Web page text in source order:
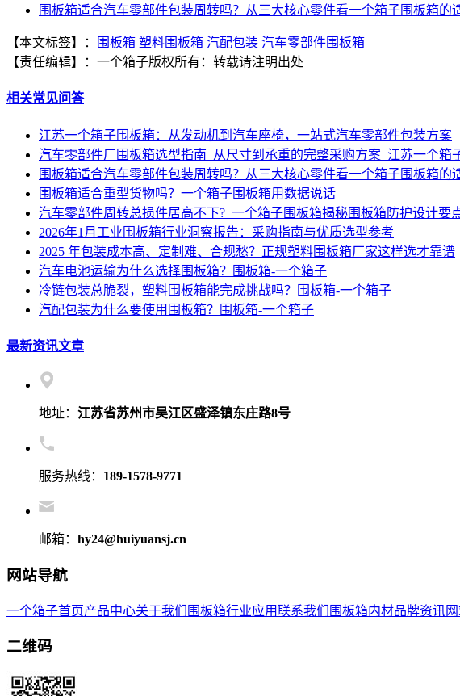
围板箱适合汽车零部件包装周转吗？从三大核心零件看一个箱子围板箱的
【本文标签】： 围板箱 塑料围板箱 汽配包装 汽车零部件围板箱
【责任编辑】： 一个箱子版权所有： 转载请注明出处
相关常见问答
江苏一个箱子围板箱：从发动机到汽车座椅，一站式汽车零部件包装方案
汽车零部件厂围板箱选型指南_从尺寸到承重的完整采购方案_江苏一个箱
围板箱适合汽车零部件包装周转吗？从三大核心零件看一个箱子围板箱的
围板箱适合重型货物吗？一个箱子围板箱用数据说话
汽车零部件周转总损件居高不下?_一个箱子围板箱揭秘围板箱防护设计要
2026年1月工业围板箱行业洞察报告：采购指南与优质选型参考
2025 年包装成本高、定制难、合规愁？正规塑料围板箱厂家这样选才靠谱
汽车电池运输为什么选择围板箱？围板箱-一个箱子
冷链包装总脆裂，塑料围板箱能完成挑战吗？围板箱-一个箱子
汽配包装为什么要使用围板箱？围板箱-一个箱子
最新资讯文章
地址： 江苏省苏州市吴江区盛泽镇东庄路8号
服务热线： 189-1578-9771
邮箱： hy24@huiyuansj.cn
网站导航
一个箱子首页产品中心关于我们 围板箱行业应用联系我们 围板箱内材品牌资讯
二维码